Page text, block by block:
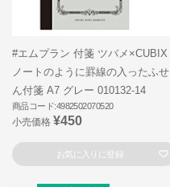
#エムプラン 付箋 ツバメ×CUBIX
ノートのように罫線の入ったふせ
ん付箋 A7 グレー 010132-14
商品コード:4982502070520
小売価格 ¥450
お気に入りに登録